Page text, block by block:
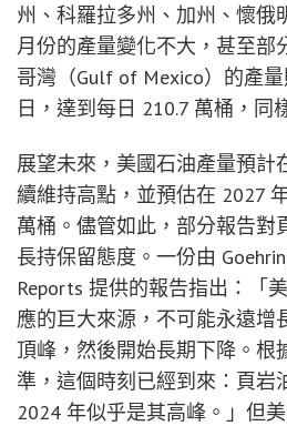
州、科羅拉多州、加州、懷俄
月份的產量變化不大，甚至部
哥灣（Gulf of Mexico）的產
日，達到每日 210.7 萬桶，同
展望未來，美國石油產量預計
續維持高點，並預估在 2027
萬桶。儘管如此，部分報告對
長持保留態度。一份由
Reports 提供的報告指出：「
應的巨大來源，不可能永遠增
頂峰，然後開始長期下降。根
準，這個時刻已經到來：頁岩
2024 年似乎是其高峰。」但